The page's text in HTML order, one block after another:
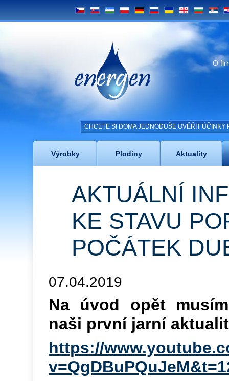
CS SK UZ PL DE RU UA GE BG SRB
Energen
O
CHCETE SI DOMA JEDNODUŠE OVĚŘIT
Výrobky Plodiny Aktuality
AKTUÁLNÍ
KE STAVU
POČÁTEK
07.04.2019
Na úvod opět
naši první jarní
https://